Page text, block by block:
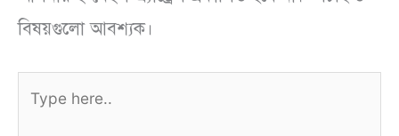
বিষয়গুলো আবশ্যক।
here..